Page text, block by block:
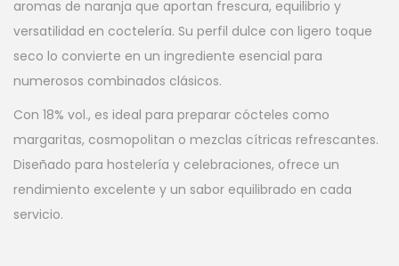
aromas de naranja que aportan frescura, equilibrio y
versatilidad en coctelería. Su perfil dulce con ligero toque
seco lo convierte en un ingrediente esencial para
numerosos combinados clásicos.
Con 18% vol., es ideal para preparar cócteles como
margaritas, cosmopolitan o mezclas cítricas refrescantes.
Diseñado para hostelería y celebraciones, ofrece un
rendimiento excelente y un sabor equilibrado en cada
servicio.